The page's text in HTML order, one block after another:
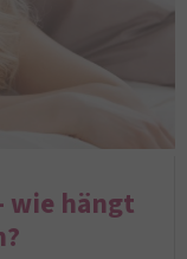
wie hängt